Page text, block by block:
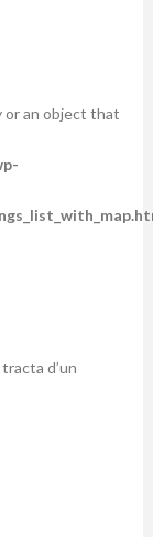
or an object that
d’un